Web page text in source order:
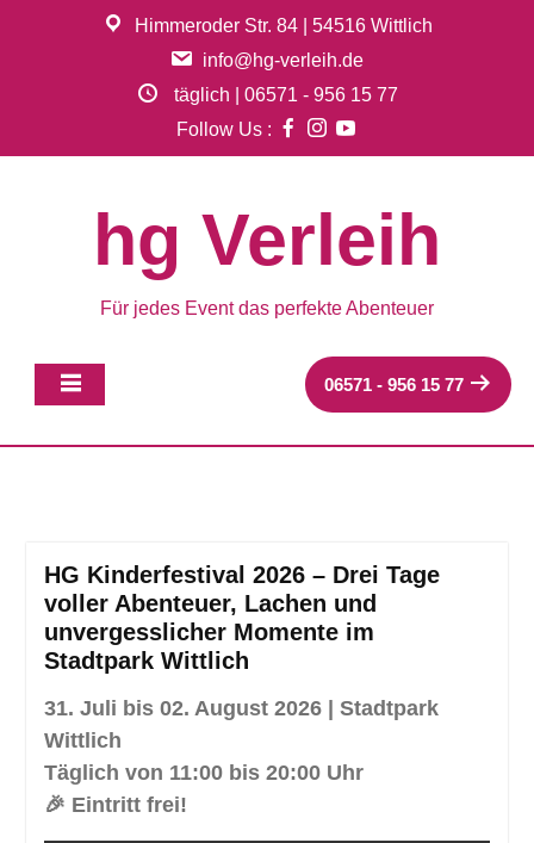
Himmeroder Str. 84 | 54516 Wittlich
info@hg-verleih.de
täglich | 06571 - 956 15 77
Follow Us :
hg Verleih
Für jedes Event das perfekte Abenteuer
06571 - 956 15 77
HG Kinderfestival 2026 – Drei Tage
voller Abenteuer, Lachen und
unvergesslicher Momente im
Stadtpark Wittlich
31. Juli bis 02. August 2026 | Stadtpark
Wittlich
Täglich von 11:00 bis 20:00 Uhr
🎉 Eintritt frei!